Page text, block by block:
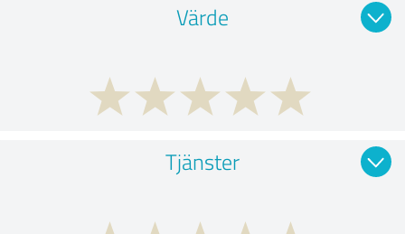
Värde
Tjänster